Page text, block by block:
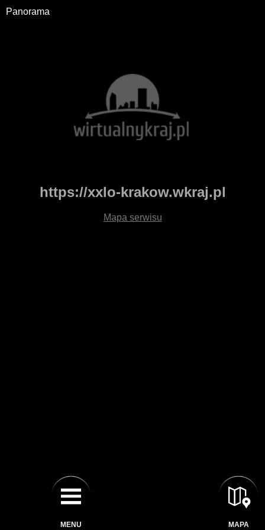
https://xxlo-krakow.wkraj.pl
Mapa serwisu
Panorama
MENU MAPA